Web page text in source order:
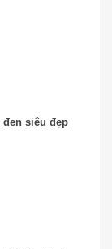
đen siêu đẹp